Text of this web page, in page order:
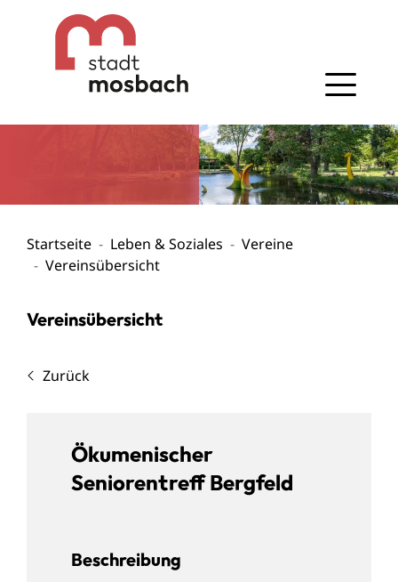
Gehe zum Navigationsbereich
Gehe zum Inhalt
Startseite Leben & Soziales
Vereine
Vereinsübersicht
Vereinsübersicht
Zurück
Ökumenischer
Seniorentreff Bergfeld
Beschreibung